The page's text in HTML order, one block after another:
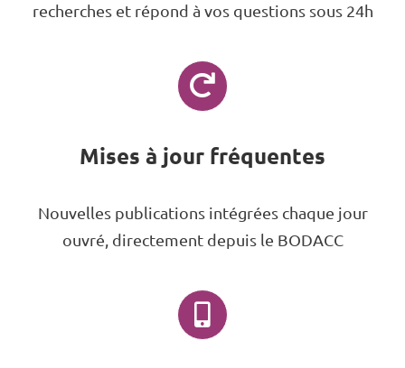
recherches et répond à vos questions sous 24h
Mises à jour fréquentes
Nouvelles publications intégrées chaque jour
ouvré, directement depuis le BODACC